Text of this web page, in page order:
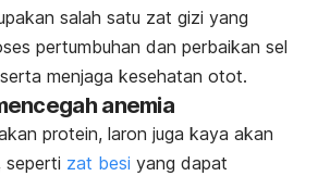
salah satu zat gizi yang
pertumbuhan dan perbaikan sel
menjaga kesehatan otot.
anemia
protein, laron juga kaya akan
seperti zat besi yang dapat